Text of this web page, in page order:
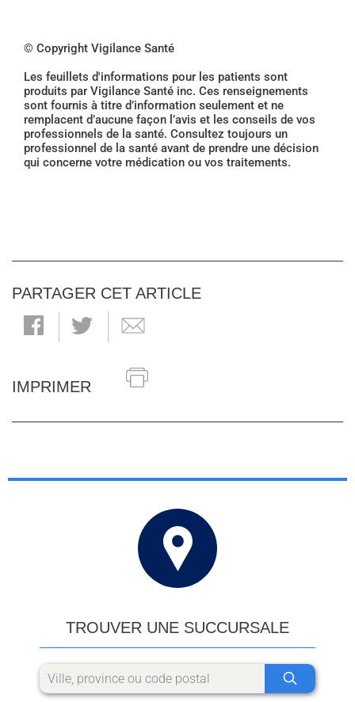
© Copyright Vigilance Santé
Les feuillets d'informations pour les patients sont
produits par Vigilance Santé inc. Ces renseignements
sont fournis à titre d’information seulement et ne
remplacent d’aucune façon l’avis et les conseils de vos
professionnels de la santé. Consultez toujours un
professionnel de la santé avant de prendre une décision
qui concerne votre médication ou vos traitements.
PARTAGER CET ARTICLE
IMPRIMER
TROUVER UNE SUCCURSALE